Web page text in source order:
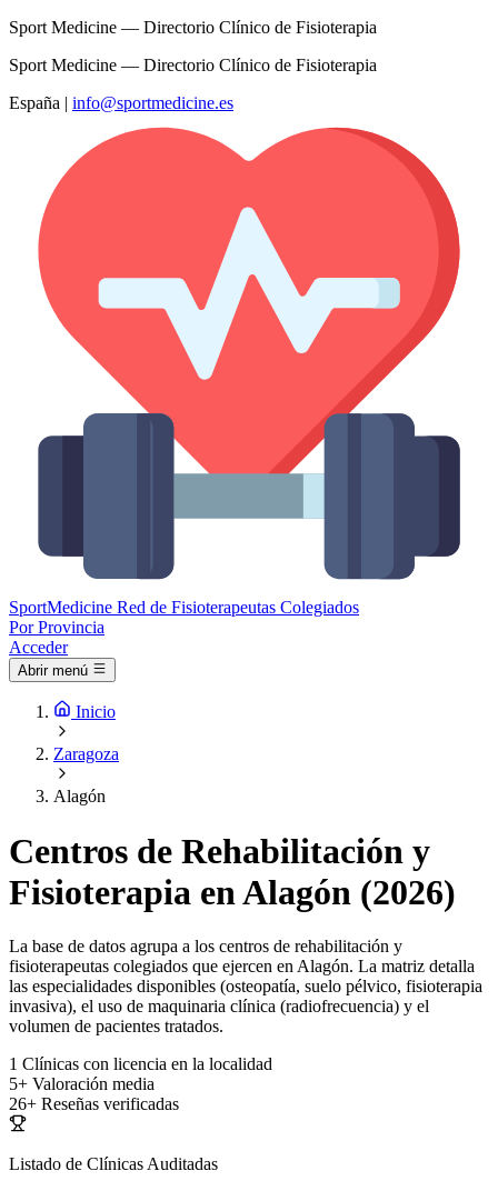
Sport Medicine — Directorio Clínico de Fisioterapia
Sport Medicine — Directorio Clínico de Fisioterapia
España | info@sportmedicine.es
SportMedicine Red de Fisioterapeutas Colegiados
Por Provincia
Acceder
Abrir menú
Inicio
Zaragoza
Alagón
Centros de Rehabilitación y
Fisioterapia en Alagón (2026)
La base de datos agrupa a los centros de rehabilitación y
fisioterapeutas colegiados que ejercen en Alagón. La matriz detalla
las especialidades disponibles (osteopatía, suelo pélvico, fisioterapia
invasiva), el uso de maquinaria clínica (radiofrecuencia) y el
volumen de pacientes tratados.
1 Clínicas con licencia en la localidad
5+ Valoración media
26+ Reseñas verificadas
Listado de Clínicas Auditadas